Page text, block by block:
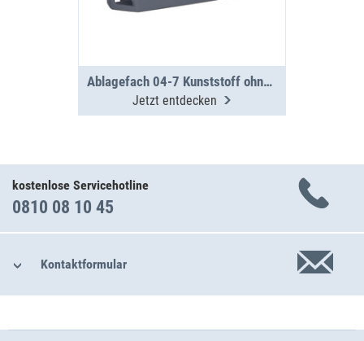
Ablagefach 04-7 Kunststoff ohne Befestigungsmaterial
Jetzt entdecken
kostenlose Servicehotline
0810 08 10 45
Kontaktformular